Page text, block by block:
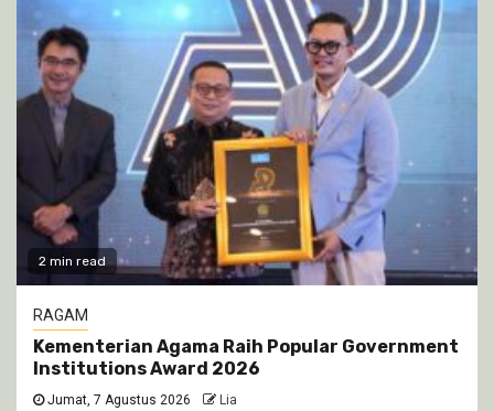
2 min read
RAGAM
Kementerian Agama Raih Popular Government
Institutions Award 2026
Jumat, 7 Agustus 2026 Lia